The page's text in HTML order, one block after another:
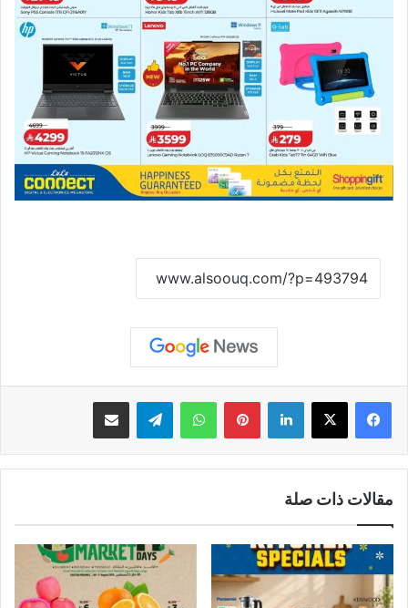
لينكدإن بينتيريستواتساب تيلقرام مشاركة عبر البريد
مقالات ذات صلة